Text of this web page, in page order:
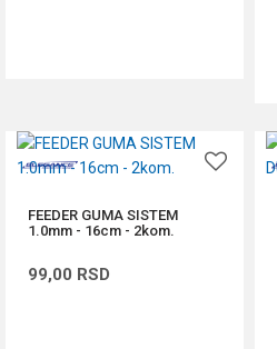
FEEDER GUMA SISTEM
1.0mm - 16cm - 2kom.
99,00 RSD